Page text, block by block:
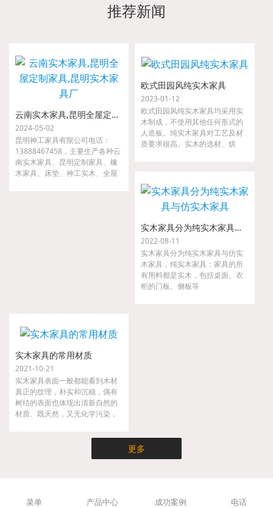
推荐新闻
云南实木家具,昆明全屋定制家具,昆明实木家具厂
2024-05-02
昆明神工家具有限公司电话：
13888467458，主要生产各种云
南实木家具、昆明定制家具、橡
木家具、床垫、神工实木、全屋
欧式田园风纯实木家具
2023-01-12
欧式田园风纯实木家具均采用实
木制成，不使用其他任何形式的
人造板。纯实木家具对工艺及材
质要求很高。实木的选材、烘
象，大则整套家具变形，以至无
法使用。
实木家具分为纯实木家具与仿实木家具
2022-08-11
实木家具分为纯实木家具与仿实
木家具，纯实木家具：家具的所
有用料都是实木，包括桌面、衣
柜的门板、侧板等
实木家具的常用材质
2021-10-21
实木家具表面一般都能看到木材
真正的纹理，朴实和沉稳，偶有
树结的表面也体现出清新自然的
材质、既天然，又无化学污染，
现代都市人崇尚大自然的家具。
更多
菜单 产品中心 成功案例 电话